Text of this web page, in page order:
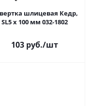
шлицевая Кедр,
SL5 x 100 мм 032-1802
103 руб./шт